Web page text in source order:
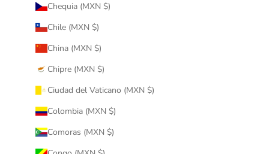
Chequia (MXN $)
Chile (MXN $)
China (MXN $)
Chipre (MXN $)
Ciudad del Vaticano (MXN $)
Colombia (MXN $)
Comoras (MXN $)